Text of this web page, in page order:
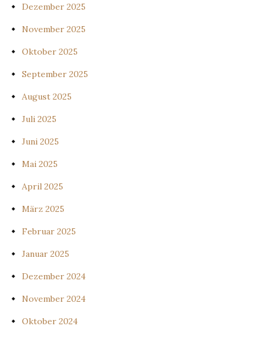
Dezember 2025
November 2025
Oktober 2025
September 2025
August 2025
Juli 2025
Juni 2025
Mai 2025
April 2025
März 2025
Februar 2025
Januar 2025
Dezember 2024
November 2024
Oktober 2024